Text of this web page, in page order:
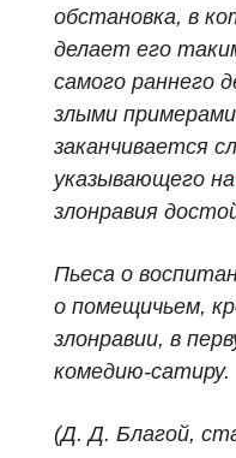
обстановка, в
делает его
самого раннего
злыми
заканчивается
указывающего на
злонравия
Пьеса о
о помещичьем,
злонравии, в
комедию-сатиру.
(Д. Д. Благой,